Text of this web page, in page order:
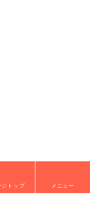
ジトップ メニュー